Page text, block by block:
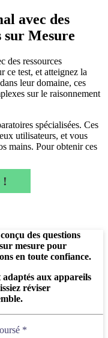
avec des
sur Mesure
des ressources
ce test, et atteignez la
leur domaine, ces
sur le raisonnement
spécialisées. Ces
utilisateurs, et vous
mains. Pour obtenir ces
!
des questions
mesure pour
en toute confiance.
aux appareils
réviser
*